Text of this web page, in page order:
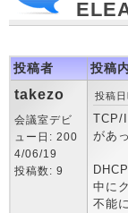
投稿者 投稿
takezo
会議室デビ
ュー日: 200
4/06/19
投稿数: 9
投稿
TCP/
があ
中に
不能